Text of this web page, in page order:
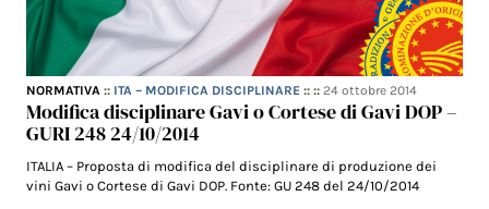
NORMATIVA :: ITA – MODIFICA DISCIPLINARE :: ::24 ottobre 2014
Modifica disciplinare Gavi o Cortese di Gavi DOP –
GURI 248 24/10/2014
ITALIA – Proposta di modifica del disciplinare di produzione dei
vini Gavi o Cortese di Gavi DOP. Fonte: GU 248 del 24/10/2014